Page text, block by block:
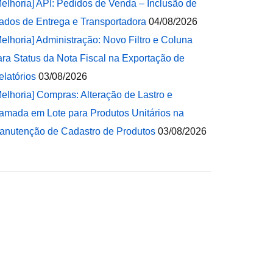
API: Pedidos de Venda – Inclusão de
de Entrega e Transportadora 04/08/2026
Administração: Novo Filtro e Coluna
Status da Nota Fiscal na Exportação de
03/08/2026
Compras: Alteração de Lastro e
em Lote para Produtos Unitários na
de Cadastro de Produtos 03/08/2026